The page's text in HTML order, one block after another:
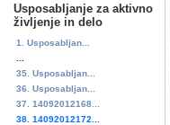
Usposabljanje za aktivno
življenje in delo
1. Usposabljan...
35. Usposabljan...
36. Usposabljan...
37. 14092012168...
38. 14092012172...